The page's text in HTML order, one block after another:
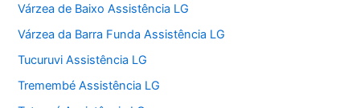
Várzea de Baixo Assistência LG
Várzea da Barra Funda Assistência LG
Tucuruvi Assistência LG
Tremembé Assistência LG